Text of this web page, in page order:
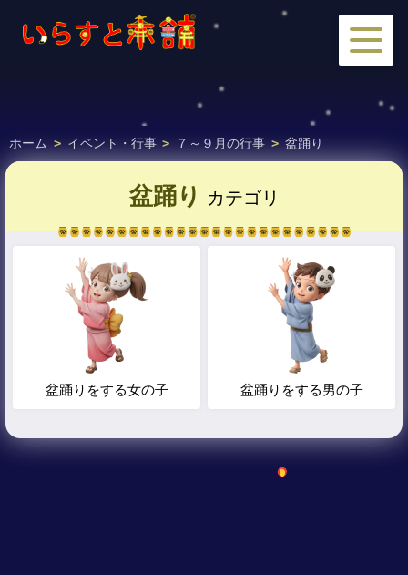
ホーム > イベント・行事 > ７～９月の行事 > 盆踊り
盆踊り カテゴリ
盆踊りをする女の子 盆踊りをする男の子